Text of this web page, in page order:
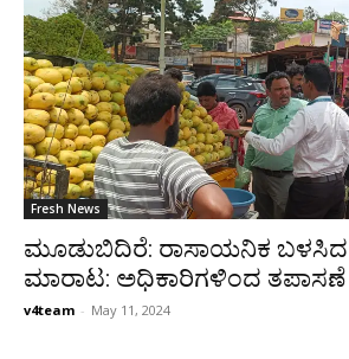
Fresh News
ಮೂಡುಬಿದಿರೆ: ರಾಸಾಯನಿಕ ಬಳಸಿದ
ಮಾರಾಟ: ಅಧಿಕಾರಿಗಳಿಂದ ತಪಾಸಣೆ
v4team - May 11, 2024